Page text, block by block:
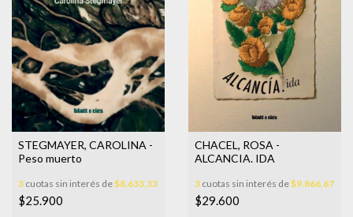
STEGMAYER, CAROLINA -
Peso muerto
3 cuotas sin interés de$8.633,33
$25.900
CHACEL, ROSA -
ALCANCIA. IDA
3 cuotas sin interés de$9.866,67
$29.600